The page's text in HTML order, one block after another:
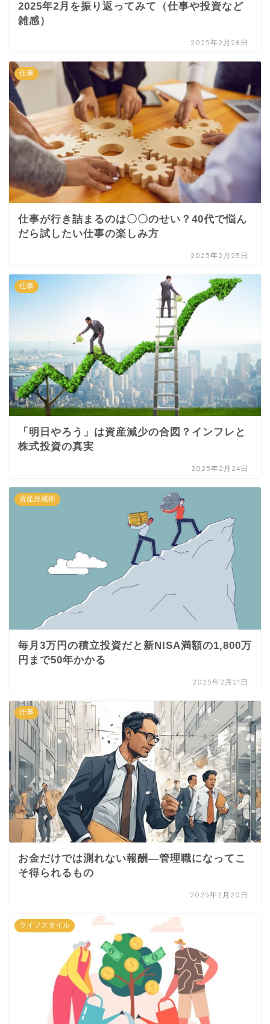
2025年2月を振り返ってみて（仕事や投資など
雑感）
2025年2月28日
仕事
仕事が行き詰まるのは〇〇のせい？40代で悩ん
だら試したい仕事の楽しみ方
2025年2月25日
仕事
「明日やろう」は資産減少の合図？インフレと
株式投資の真実
2025年2月24日
資産形成術
毎月3万円の積立投資だと新NISA満額の1,800万
円まで50年かかる
2025年2月21日
仕事
お金だけでは測れない報酬—管理職になってこ
そ得られるもの
2025年2月20日
ライフスタイル